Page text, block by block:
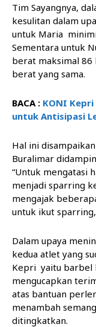
Tim Sayangnya,
kesulitan dalam
untuk Maria
Sementara untuk
berat maksimal 86
berat yang sama.
BACA : KONI
untuk Antisipasi
Hal ini
Buralimar
“Untuk mengatasi
menjadi sparring
mengajak
untuk ikut
Dalam upaya
kedua atlet yang
Kepri yaitu barbel
mengucapkan
atas bantuan
menambah
ditingkatkan.